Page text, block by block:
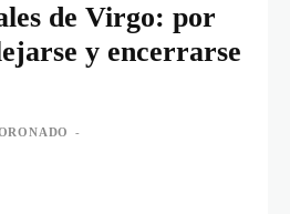
de Virgo: por
y encerrarse
-